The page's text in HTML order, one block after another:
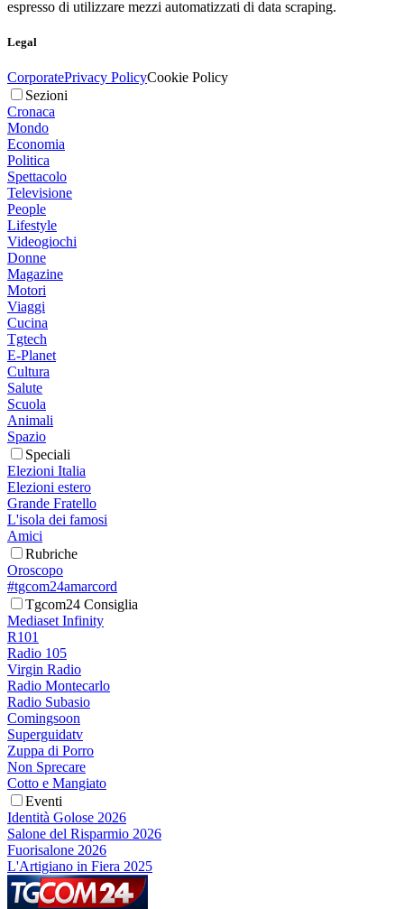
espresso di utilizzare mezzi automatizzati di data scraping.
Legal
CorporatePrivacy PolicyCookie Policy
Sezioni
Cronaca
Mondo
Economia
Politica
Spettacolo
Televisione
People
Lifestyle
Videogiochi
Donne
Magazine
Motori
Viaggi
Cucina
Tgtech
E-Planet
Cultura
Salute
Scuola
Animali
Spazio
Speciali
Elezioni Italia
Elezioni estero
Grande Fratello
L'isola dei famosi
Amici
Rubriche
Oroscopo
#tgcom24amarcord
Tgcom24 Consiglia
Mediaset Infinity
R101
Radio 105
Virgin Radio
Radio Montecarlo
Radio Subasio
Comingsoon
Superguidatv
Zuppa di Porro
Non Sprecare
Cotto e Mangiato
Eventi
Identità Golose 2026
Salone del Risparmio 2026
Fuorisalone 2026
L'Artigiano in Fiera 2025